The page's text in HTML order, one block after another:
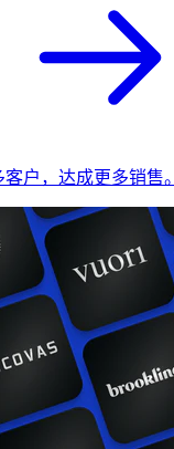
户，达成更多销售。